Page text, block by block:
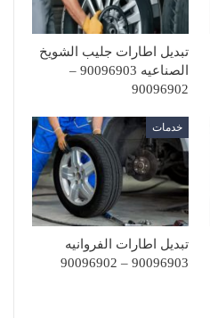
تبديل اطارات جليب الشويخ
الصناعيه 90096903 –
90096902
خدمات
تبديل اطارات الفروانيه
90096903 – 90096902